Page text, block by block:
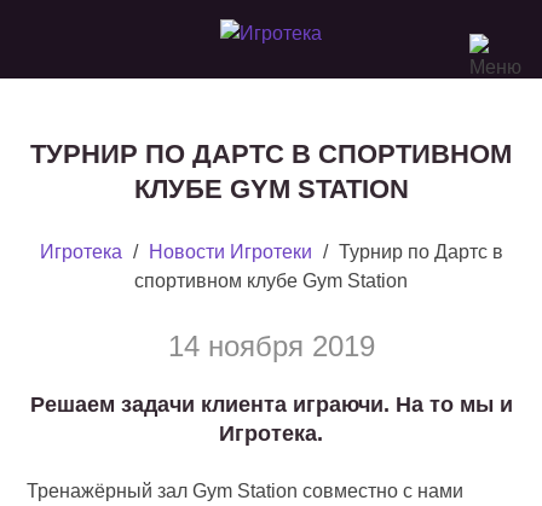
ТУРНИР ПО ДАРТС В СПОРТИВНОМ
КЛУБЕ GYM STATION
Игротека / Новости Игротеки / Турнир по Дартс в
спортивном клубе Gym Station
14 ноября 2019
Решаем задачи клиента играючи. На то мы и
Игротека.
Тренажёрный зал Gym Station совместно с нами